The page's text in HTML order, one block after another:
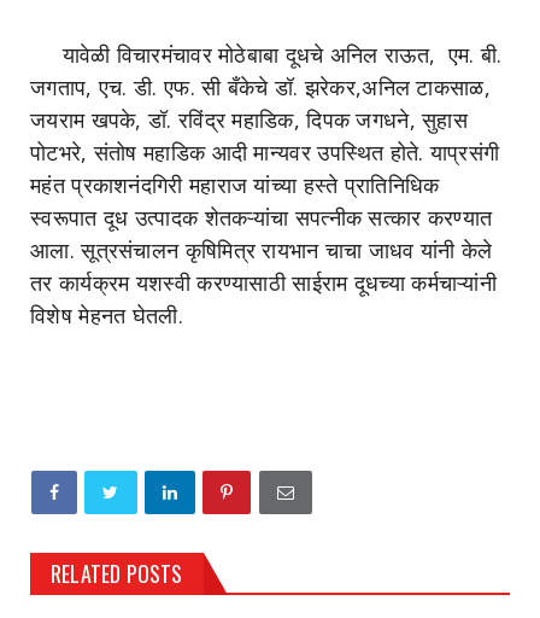
यावेळी विचारमंचावर मोठेबाबा दूधचे अनिल राऊत, एम. बी.
जगताप, एच. डी. एफ. सी बँकेचे डॉ. झरेकर,अनिल टाकसाळ,
जयराम खपके, डॉ. रविंद्र महाडिक, दिपक जगधने, सुहास
पोटभरे, संतोष महाडिक आदी मान्यवर उपस्थित होते. याप्रसंगी
महंत प्रकाशनंदगिरी महाराज यांच्या हस्ते प्रातिनिधिक
स्वरूपात दूध उत्पादक शेतकऱ्यांचा सपत्नीक सत्कार करण्यात
आला. सूत्रसंचालन कृषिमित्र रायभान चाचा जाधव यांनी केले
तर कार्यक्रम यशस्वी करण्यासाठी साईराम दूधच्या कर्मचाऱ्यांनी
विशेष मेहनत घेतली.
RELATED POSTS